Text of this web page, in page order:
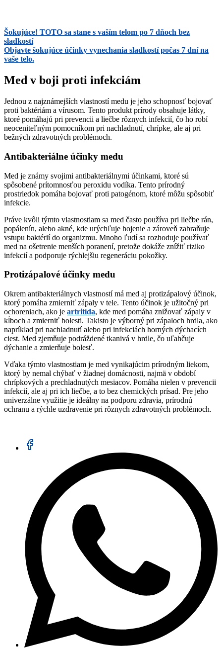
Šokujúce! TOTO sa stane s vaším telom po 7 dňoch bez
sladkostí
Objavte šokujúce účinky vynechania sladkostí počas 7 dní na
vaše telo.
Med v boji proti infekciám
Jednou z najznámejších vlastností medu je jeho schopnosť bojovať
proti baktériám a vírusom. Tento produkt prírody obsahuje látky,
ktoré pomáhajú pri prevencii a liečbe rôznych infekcií, čo ho robí
neoceniteľným pomocníkom pri nachladnutí, chrípke, ale aj pri
bežných zdravotných problémoch.
Antibakteriálne účinky medu
Med je známy svojimi antibakteriálnymi účinkami, ktoré sú
spôsobené prítomnosťou peroxidu vodíka. Tento prírodný
prostriedok pomáha bojovať proti patogénom, ktoré môžu spôsobiť
infekcie.
Práve kvôli týmto vlastnostiam sa med často používa pri liečbe rán,
popálenín, alebo akné, kde urýchľuje hojenie a zároveň zabraňuje
vstupu baktérií do organizmu. Mnoho ľudí sa rozhoduje používať
med na ošetrenie menších poranení, pretože dokáže znížiť riziko
infekcií a podporuje rýchlejšiu regeneráciu pokožky.
Protizápalové účinky medu
Okrem antibakteriálnych vlastností má med aj protizápalový účinok,
ktorý pomáha zmierniť zápaly v tele. Tento účinok je užitočný pri
ochoreniach, ako je artritída, kde med pomáha znižovať zápaly v
kĺboch a zmierniť bolesti. Takisto je výborný pri zápaloch hrdla, ako
napríklad pri nachladnutí alebo pri infekciách horných dýchacích
ciest. Med zjemňuje podráždené tkanivá v hrdle, čo uľahčuje
dýchanie a zmierňuje bolesť.
Vďaka týmto vlastnostiam je med vynikajúcim prírodným liekom,
ktorý by nemal chýbať v žiadnej domácnosti, najmä v období
chrípkových a prechladnutých mesiacov. Pomáha nielen v prevencii
infekcií, ale aj pri ich liečbe, a to bez chemických prísad. Pre jeho
univerzálne využitie je ideálny na podporu zdravia, prírodnú
ochranu a rýchle uzdravenie pri rôznych zdravotných problémoch.